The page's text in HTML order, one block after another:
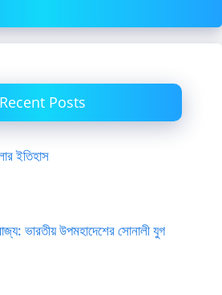
Recent Posts
ইতিহাস
ভারতীয় উপমহাদেশের সোনালী যুগ